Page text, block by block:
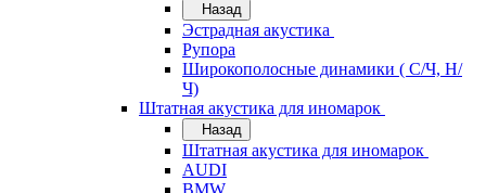
Назад
Эстрадная акустика
Рупора
Широкополосные динамики ( С/Ч, Н/
Ч)
Штатная акустика для иномарок
Назад
Штатная акустика для иномарок
AUDI
BMW